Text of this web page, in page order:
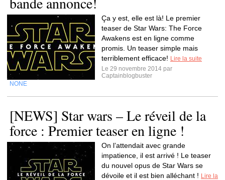
Ça y est, elle est là! Le premier
teaser de Star Wars: The Force
Awakens est en ligne comme
promis. Un teaser simple mais
terriblement efficace! Lire la suite
Le 29 novembre 2014 par
Captainblogbuster
NONE
[NEWS] Star wars – Le réveil de la
force : Premier teaser en ligne !
On l’attendait avec grande
impatience, il est arrivé ! Le teaser
du nouvel opus de Star Wars se
dévoile et il est bien alléchant ! Lire la